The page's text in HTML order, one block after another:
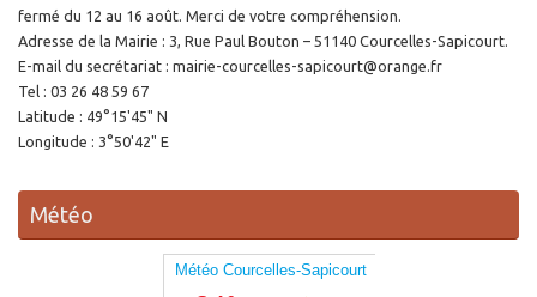
fermé du 12 au 16 août. Merci de votre compréhension.
Adresse de la Mairie : 3, Rue Paul Bouton – 51140 Courcelles-Sapicourt.
E-mail du secrétariat : mairie-courcelles-sapicourt@orange.fr
Tel : 03 26 48 59 67
Latitude : 49°15'45" N
Longitude : 3°50'42" E
Météo